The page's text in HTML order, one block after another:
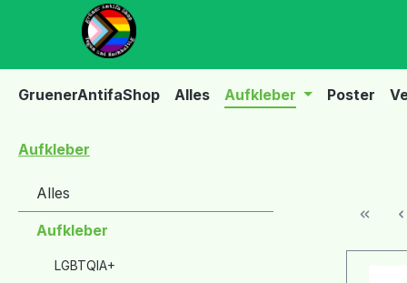
Hauptinhalt springen
Zur Suche springen
Zur Hauptnavigation springen
GruenerAntifaShop Alles Aufkleber Poster
Aufkleber
Alles
Aufkleber
LGBTQIA+